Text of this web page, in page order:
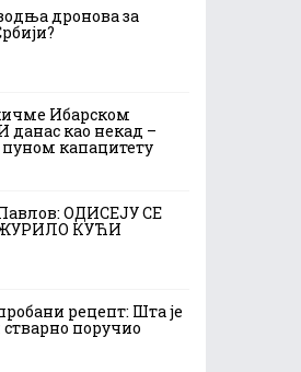
дронова за
Ибарском
данас као некад –
пуном капацитету
ОДИСЕЈУ СЕ
КУЋИ
рецепт: Шта је
стварно поручио